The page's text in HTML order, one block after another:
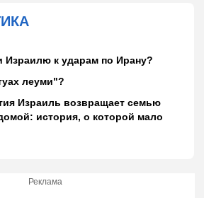
Израилю к ударам по Ирану?
леуми"?
Израиль возвращает семью
история, о которой мало
Реклама